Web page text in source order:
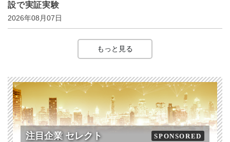
設で実証実験
2026年08月07日
もっと見る
注目企業 セレクト SPONSORED